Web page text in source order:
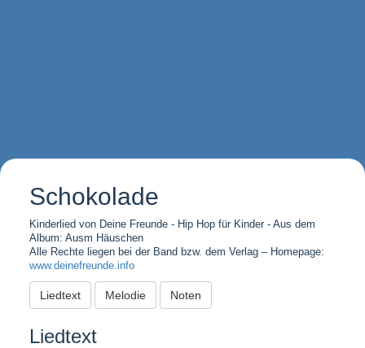
Schokolade
Kinderlied von Deine Freunde - Hip Hop für Kinder - Aus dem
Album: Ausm Häuschen
Alle Rechte liegen bei der Band bzw. dem Verlag – Homepage:
www.deinefreunde.info
Liedtext Melodie Noten
Liedtext